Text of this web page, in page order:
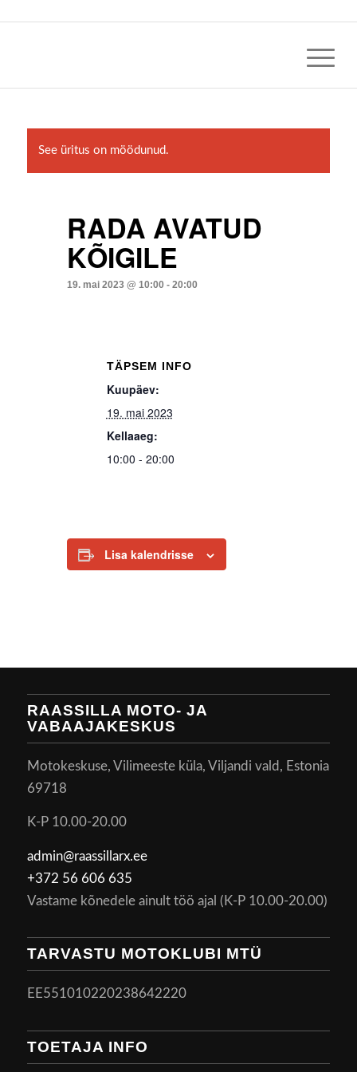
See üritus on möödunud.
RADA AVATUD
KÕIGILE
19. mai 2023 @ 10:00 - 20:00
TÄPSEM INFO
Kuupäev:
19. mai 2023
Kellaaeg:
10:00 - 20:00
Lisa kalendrisse
RAASSILLA MOTO- JA
VABAAJAKESKUS
Motokeskuse, Vilimeeste küla, Viljandi vald, Estonia
69718
K-P 10.00-20.00
admin@raassillarx.ee
+372 56 606 635
Vastame kõnedele ainult töö ajal (K-P 10.00-20.00)
TARVASTU MOTOKLUBI MTÜ
EE551010220238642220
TOETAJA INFO